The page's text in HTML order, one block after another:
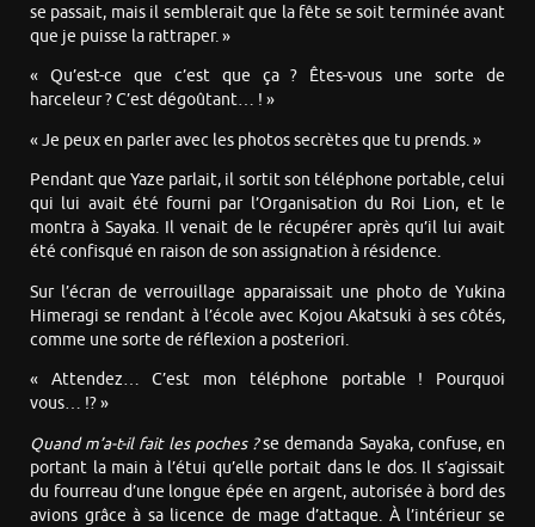
se passait, mais il semblerait que la fête se soit terminée avant
que je puisse la rattraper. »
« Qu’est-ce que c’est que ça ? Êtes-vous une sorte de
harceleur ? C’est dégoûtant… ! »
« Je peux en parler avec les photos secrètes que tu prends. »
Pendant que Yaze parlait, il sortit son téléphone portable, celui
qui lui avait été fourni par l’Organisation du Roi Lion, et le
montra à Sayaka. Il venait de le récupérer après qu’il lui avait
été confisqué en raison de son assignation à résidence.
Sur l’écran de verrouillage apparaissait une photo de Yukina
Himeragi se rendant à l’école avec Kojou Akatsuki à ses côtés,
comme une sorte de réflexion a posteriori.
« Attendez… C’est mon téléphone portable ! Pourquoi
vous… !? »
Quand m’a-t-il fait les poches ?se demanda Sayaka, confuse, en
portant la main à l’étui qu’elle portait dans le dos. Il s’agissait
du fourreau d’une longue épée en argent, autorisée à bord des
avions grâce à sa licence de mage d’attaque. À l’intérieur se